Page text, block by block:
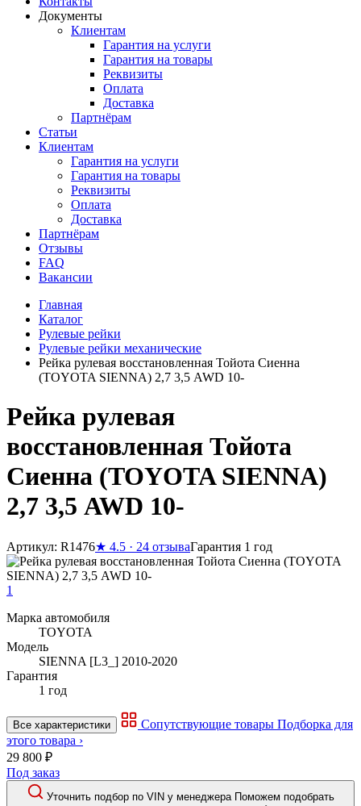
Документы
Клиентам
Гарантия на услуги
Гарантия на товары
Реквизиты
Оплата
Доставка
Партнёрам
Статьи
Клиентам
Гарантия на услуги
Гарантия на товары
Реквизиты
Оплата
Доставка
Партнёрам
Отзывы
FAQ
Вакансии
Главная
Каталог
Рулевые рейки
Рулевые рейки механические
Рейка рулевая восстановленная Тойота Сиенна
(TOYOTA SIENNA) 2,7 3,5 AWD 10-
Рейка рулевая
восстановленная Тойота
Сиенна (TOYOTA SIENNA)
2,7 3,5 AWD 10-
Артикул: R1476★ 4.5 · 24 отзываГарантия 1 год
1
Марка автомобиля
TOYOTA
Модель
SIENNA [L3_] 2010-2020
Гарантия
1 год
Все характеристики Сопутствующие товары Подборка для
этого товара ›
29 800 ₽
Под заказ
Уточнить подбор по VIN у менеджера Поможем подобрать